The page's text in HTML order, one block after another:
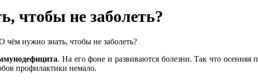
чтобы не заболеть?
чём нужно знать, чтобы не заболеть?
. На его фоне и развиваются болезни. Так что
профилактики немало.